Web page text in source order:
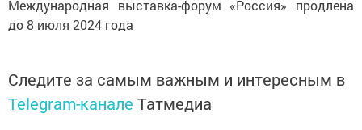
Международная выставка-форум «Россия» продлена
до 8 июля 2024 года
Следите за самым важным и интересным в
Telegram-канале Татмедиа